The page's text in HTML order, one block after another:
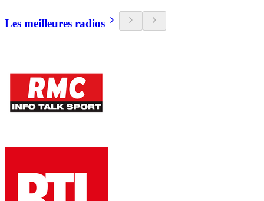
Les meilleures radios